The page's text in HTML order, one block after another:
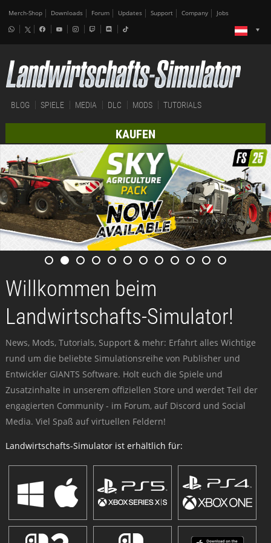
Merch-Shop Downloads Forum Updates Support Company Jobs
BLOG SPIELE MEDIA DLC MODS TUTORIALS
KAUFEN
Willkommen beim
Landwirtschafts-Simulator!
News, Mods, Tutorials, Support & mehr: Erfahrt alles Wichtige
rund um die beliebte Simulationsreihe von Publisher und
Entwickler GIANTS Software. Holt euch die Spiele und
Zusatzinhalte in unserem offiziellen Store und werdet Teil der
engagierten Community - im Forum, auf Discord und Social
Media. Viel Spaß auf virtuellen Feldern!
Landwirtschafts-Simulator ist erhältlich für: